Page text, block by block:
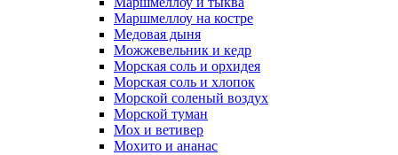
Маршмеллоу на костре
Медовая дыня
Можжевельник и кедр
Морская соль и орхидея
Морская соль и хлопок
Морской соленый воздух
Морской туман
Мох и ветивер
Мохито и ананас